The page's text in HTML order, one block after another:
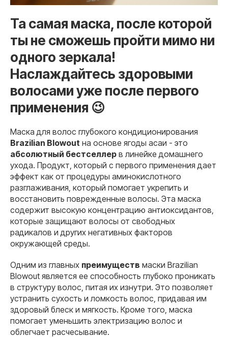
Та самая маска, после которой
ты не сможешь пройти мимо ни
одного зеркала!
Наслаждайтесь здоровыми
волосами уже после первого
применения 😉
Маска для волос глубокого кондиционирования
Brazilian Blowout на основе ягоды асаи - это
абсолютный бестселлер в линейке домашнего
ухода. Продукт, который с первого применения дает
эффект как от процедуры аминокислотного
разглаживания, который помогает укрепить и
восстановить поврежденные волосы. Эта маска
содержит высокую концентрацию антиоксидантов,
которые защищают волосы от свободных
радикалов и других негативных факторов
окружающей среды.
Одним из главных преимуществ маски Brazilian
Blowout является ее способность глубоко проникать
в структуру волос, питая их изнутри. Это позволяет
устранить сухость и ломкость волос, придавая им
здоровый блеск и мягкость. Кроме того, маска
помогает уменьшить электризацию волос и
облегчает расчесывание.